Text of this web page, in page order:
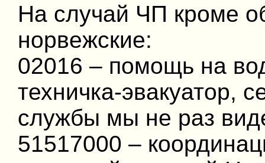
На случай ЧП кроме
норвежские:
02016 – помощь на
техничка-эвакуатор,
службы мы не раз
51517000 –